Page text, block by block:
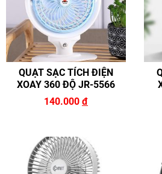
QUẠT SẠC TÍCH ĐIỆN
XOAY 360 ĐỘ JR-5566
140.000 đ